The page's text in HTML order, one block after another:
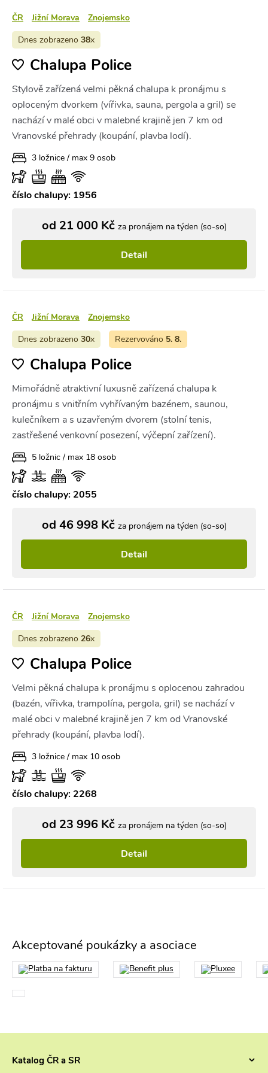
ČR Jižní Morava Znojemsko
Dnes zobrazeno 38x
Chalupa Police
Stylově zařízená velmi pěkná chalupa k pronájmu s
oploceným dvorkem (vířivka, sauna, pergola a gril) se
nachází v malé obci v malebné krajině jen 7 km od
Vranovské přehrady (koupání, plavba lodí).
3 ložnice / max 9 osob
číslo chalupy: 1956
od 21 000 Kč za pronájem na týden (so-so)
Detail
ČR Jižní Morava Znojemsko
Dnes zobrazeno 30x Rezervováno 5. 8.
Chalupa Police
Mimořádně atraktivní luxusně zařízená chalupa k
pronájmu s vnitřním vyhřívaným bazénem, saunou,
kulečníkem a s uzavřeným dvorem (stolní tenis,
zastřešené venkovní posezení, výčepní zařízení).
5 ložnic / max 18 osob
číslo chalupy: 2055
od 46 998 Kč za pronájem na týden (so-so)
Detail
ČR Jižní Morava Znojemsko
Dnes zobrazeno 26x
Chalupa Police
Velmi pěkná chalupa k pronájmu s oplocenou zahradou
(bazén, vířivka, trampolína, pergola, gril) se nachází v
malé obci v malebné krajině jen 7 km od Vranovské
přehrady (koupání, plavba lodí).
3 ložnice / max 10 osob
číslo chalupy: 2268
od 23 996 Kč za pronájem na týden (so-so)
Detail
Akceptované poukázky a asociace
Katalog ČR a SR